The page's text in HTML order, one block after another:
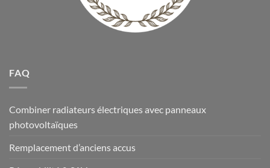
FAQ
Combiner radiateurs électriques avec panneaux
photovoltaïques
Remplacement d’anciens accus